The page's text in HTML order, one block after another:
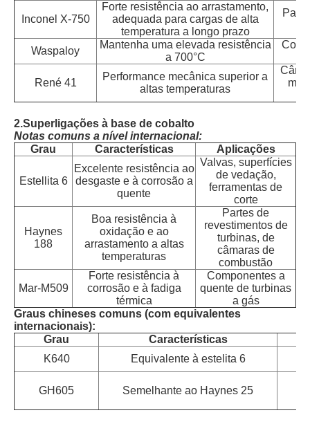
Inconel X-750
Forte resistência ao arrastamento,
adequada para cargas de alta
temperatura a longo prazo
Waspaloy
Mantenha uma elevada resistência
a 700°C
René 41
Performance mecânica superior a
altas temperaturas
2.Superligações à base de cobalto
Notas comuns a nível internacional:
Grau
Características Aplicações
Estellita 6
Excelente resistência ao
desgaste e à corrosão a
quente
Valvas, superfícies
de vedação,
ferramentas de
corte
Haynes
188
Boa resistência à
oxidação e ao
arrastamento a altas
temperaturas
Partes de
revestimentos de
turbinas, de
câmaras de
combustão
Mar-M509
Forte resistência à
corrosão e à fadiga
térmica
Componentes a
quente de turbinas
a gás
Graus chineses comuns (com equivalentes
internacionais):
Grau
Características
K640
Equivalente à estelita 6
GH605 Semelhante ao Haynes 25